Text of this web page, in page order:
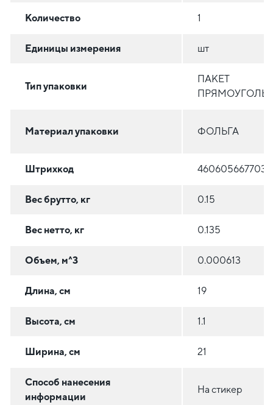
Количество 1
Единицы измерения шт
Тип упаковки
ПАКЕТ
Материал упаковки ФОЛЬГА
Штрихкод 4606056677034
Вес брутто, кг 0.15
Вес нетто, кг 0.135
Объем, м^3 0.000613
Длина, см 19
Высота, см 1.1
Ширина, см 21
Способ нанесения
информации
На стикер